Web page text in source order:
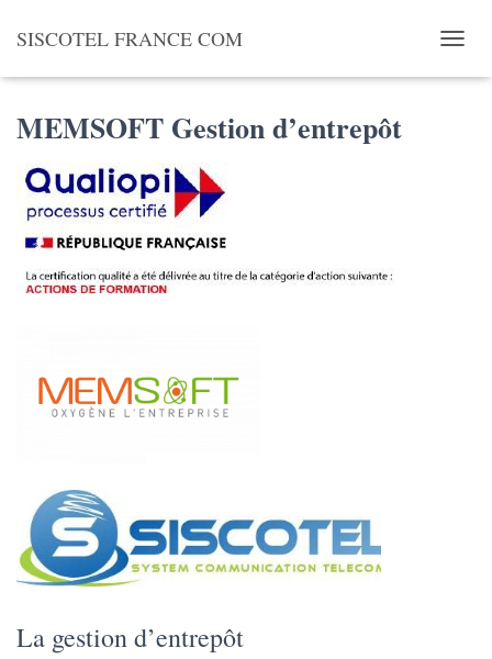
SISCOTEL FRANCE COM
MEMSOFT Gestion d’entrepôt
La gestion d’entrepôt